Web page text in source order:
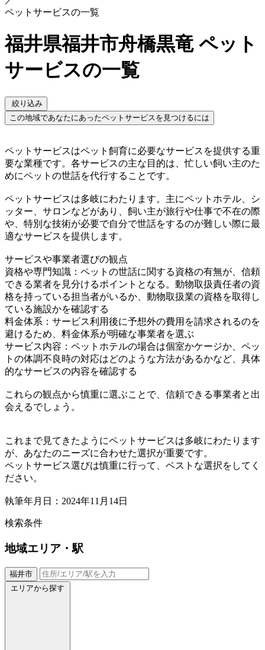
ペットサービスの一覧
福井県福井市舟橋黒竜 ペット
サービスの一覧
絞り込み
この地域であなたにあったペットサービスを見つけるには
ペットサービスはペット飼育に必要なサービスを提供する重
要な業種です。各サービスの主な目的は、忙しい飼い主のた
めにペットの世話を代行することです。
ペットサービスは多岐にわたります。主にペットホテル、シ
ッター、サロンなどがあり、飼い主が旅行や仕事で不在の際
や、特別な技術が必要で自分で世話をするのが難しい際に最
適なサービスを提供します。
サービスや事業者選びの観点
資格や専門知識：ペットの世話に関する資格の有無が、信頼
できる業者を見分けるポイントとなる。動物取扱責任者の資
格を持っている担当者がいるか、動物取扱業の資格を取得し
ている施設かを確認する
料金体系：サービス利用後に予想外の費用を請求されるのを
避けるため、料金体系が明確な事業者を選ぶ
サービス内容：ペットホテルの場合は個室かケージか、ペッ
トの体調不良時の対応はどのような方法があるかなど、具体
的なサービスの内容を確認する
これらの観点から慎重に選ぶことで、信頼できる事業者と出
会えるでしょう。
これまで見てきたようにペットサービスは多岐にわたります
が、あなたのニーズに合わせた選択が重要です。
ペットサービス選びは慎重に行って、ベストな選択をしてく
ださい。
執筆年月日：2024年11月14日
検索条件
地域エリア・駅
福井市
エリアから探す